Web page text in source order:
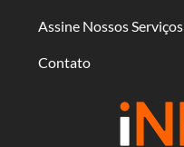
Assine Nossos Serviços
Contato